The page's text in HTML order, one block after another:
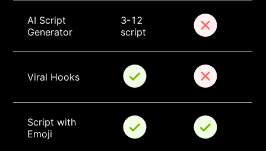
AI Script
Generator
3-12
script
Viral Hooks
Script with
Emoji